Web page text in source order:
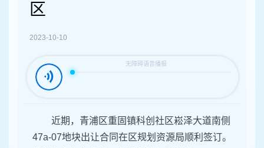
区
2023-10-10
近期，青浦区重固镇科创社区崧泽大道南侧
47a-07地块出让合同在区规划资源局顺利签订。